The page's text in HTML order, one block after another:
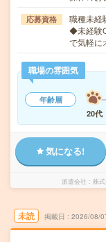
応募資格
職種未経
◆未経験
で気軽
職場の雰囲気
年齢層
20代
気になる!
派遣会社 株
未読 掲載日 2026/08/